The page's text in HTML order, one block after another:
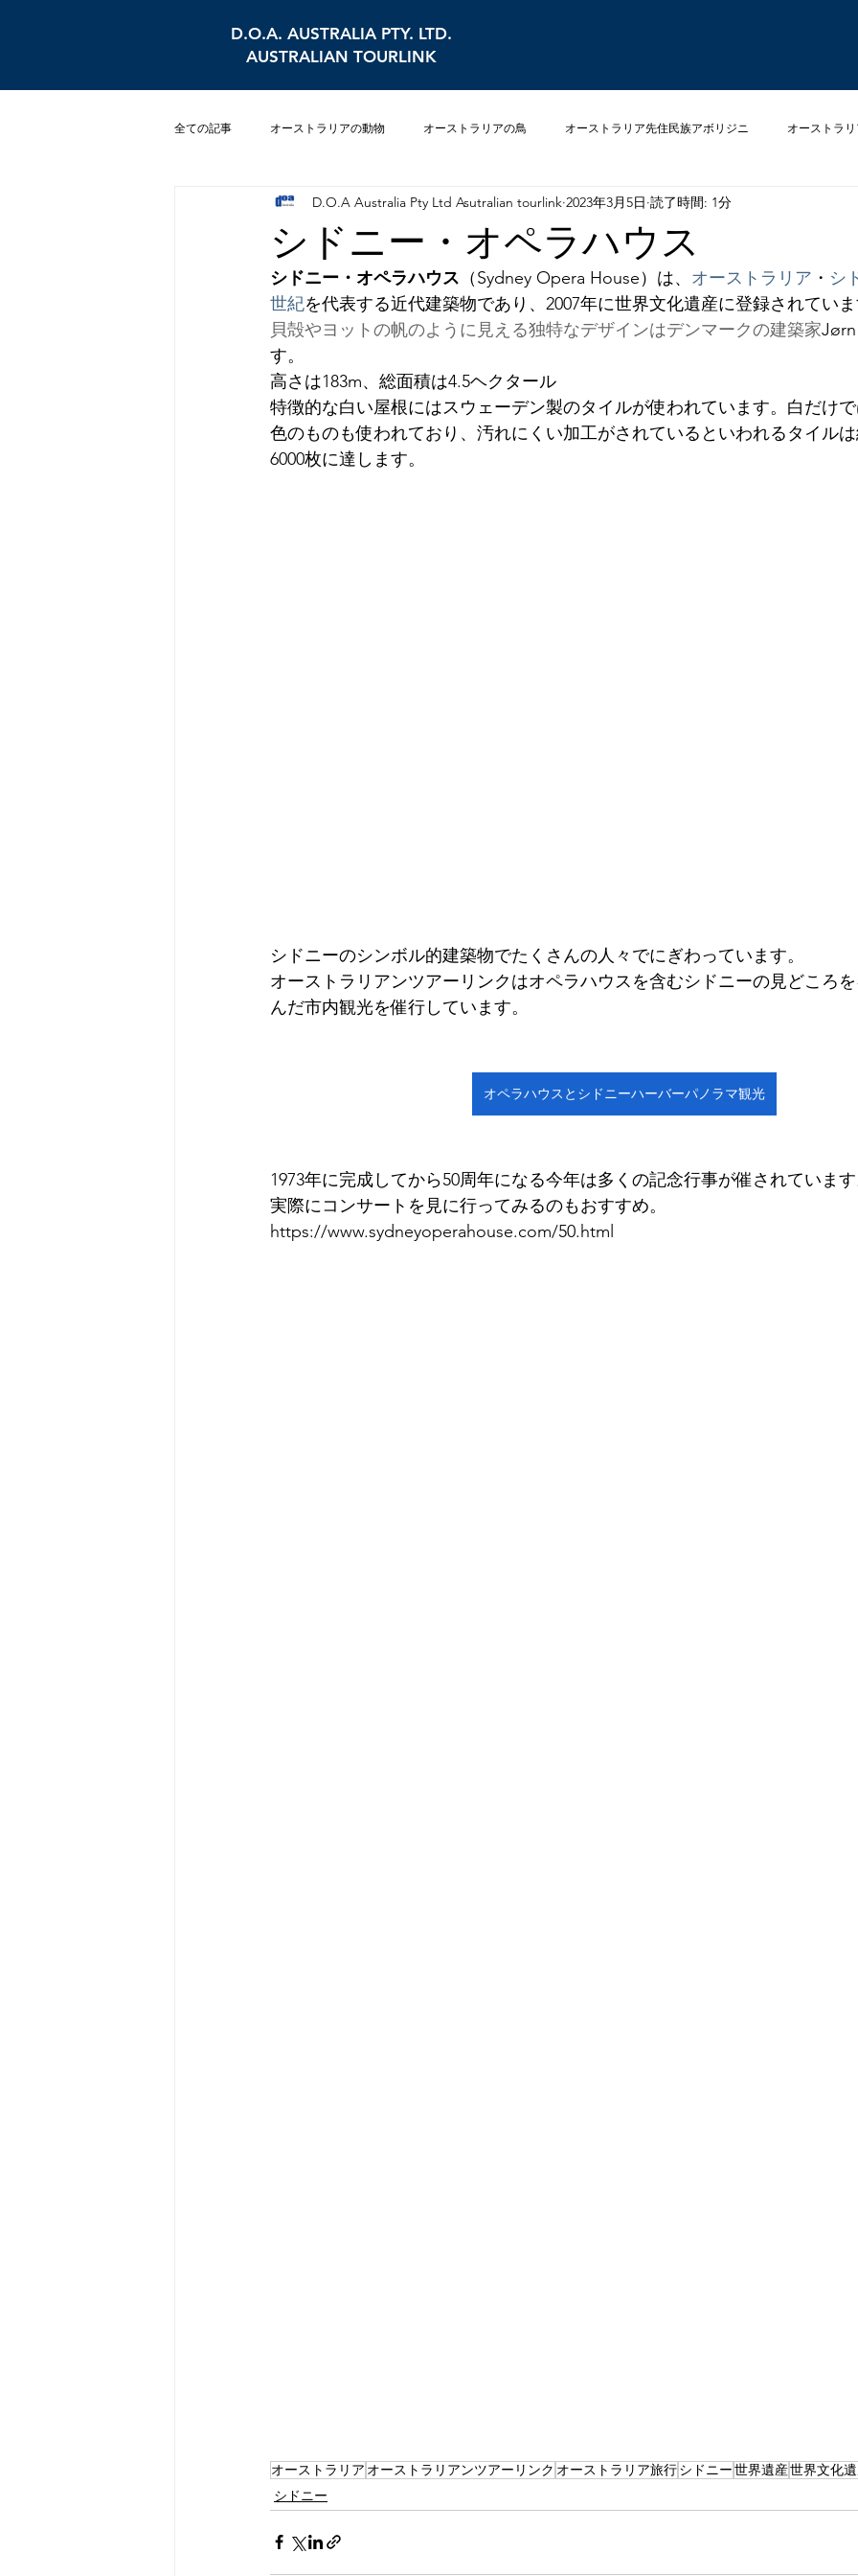
D.O.A. AUSTRALIA PTY. LTD.
AUSTRALIAN TOURLINK
全ての記事 オーストラリアの動物 オーストラリアの鳥 オーストラリア先住民族アボリジニ オーストラ
水族館 パース オーストラリアの植物 オーストラリアの危険な生き物
シドニー・オペラハウス
D.O.A Australia Pty Ltd Asutralian tourlink 2023年3月5日 読了時間: 1分
シドニー・オペラハウス （Sydney Opera House）は、 オーストラリア ・ シ
世紀を代表する近代建築物であり、2007年に世界文化遺産に登録されていま
貝殻やヨットの帆のように見える独特なデザインはデンマークの建築家
す。
高さは183m、総面積は4.5ヘクタール
特徴的な白い屋根にはスウェーデン製のタイルが使われています。白だけ
色のものも使われており、汚れにくい加工がされているといわれるタイル
6000枚に達します。
シドニーのシンボル的建築物でたくさんの人々でにぎわっています。
オーストラリアンツアーリンクはオペラハウスを含むシドニーの見どころ
んだ市内観光を催行しています。
オペラハウスとシドニーハーバーパノラマ観光
1973年に完成してから50周年になる今年は多くの記念行事が催されています
実際にコンサートを見に行ってみるのもおすすめ。
https://www.sydneyoperahouse.com/50.html
オーストラリア オーストラリアンツアーリンク オーストラリア旅行シドニー世界遺産世界文化
シドニー